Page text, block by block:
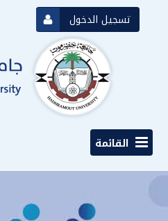
تسجيل الدخول
القائمة